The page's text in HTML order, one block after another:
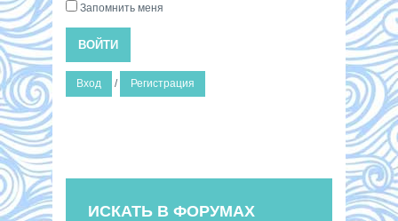
Запомнить меня
ВОЙТИ
Вход / Регистрация
ИСКАТЬ В ФОРУМАХ